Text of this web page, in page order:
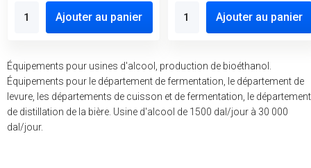
Ajouter au panier Ajouter au panier
Équipements pour usines d'alcool, production de bioéthanol.
Équipements pour le département de fermentation, le département de
levure, les départements de cuisson et de fermentation, le département
de distillation de la bière. Usine d'alcool de 1500 dal/jour à 30 000
dal/jour.